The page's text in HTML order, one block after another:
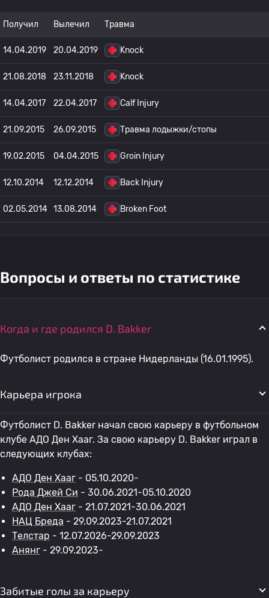
Получил Вылечил Травма
14.04.2019 20.04.2019 Knock
21.08.2018 23.11.2018 Knock
14.04.2017 22.04.2017 Calf Injury
21.09.2015 26.09.2015 Травма лодыжки/стопы
19.02.2015 04.04.2015 Groin Injury
12.10.2014 12.12.2014 Back Injury
02.05.2014 13.08.2014 Broken Foot
Вопросы и ответы по статистике
Когда и где родился D. Bakker
Футболист родился в стране Нидерланды (16.01.1995).
Карьера игрока
Футболист D. Bakker начал свою карьеру в футбольном
клубе АДО Ден Хааг. За свою карьеру D. Bakker играл в
следующих клубах:
АДО Ден Хааг - 05.10.2020-
Рода Джей Си - 30.06.2021-05.10.2020
АДО Ден Хааг - 21.07.2021-30.06.2021
НАЦ Бреда - 29.09.2023-21.07.2021
Телстар - 12.07.2026-29.09.2023
Анянг - 29.09.2023-
Забитые голы за карьеру